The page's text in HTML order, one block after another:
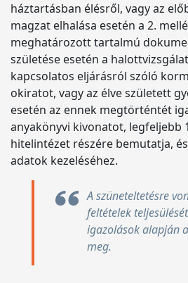
háztartásban élésről, vagy az
magzat elhalása esetén a 2.
meghatározott tartalmú
születése esetén a
kapcsolatos eljárásról szóló
okiratot, vagy az élve született
esetén az ennek megtörténtét
anyakönyvi kivonatot, legfeljebb
hitelintézet részére bemutatja,
adatok kezeléséhez.
A szüneteltetésre
feltételek
igazolások alapján
meg.